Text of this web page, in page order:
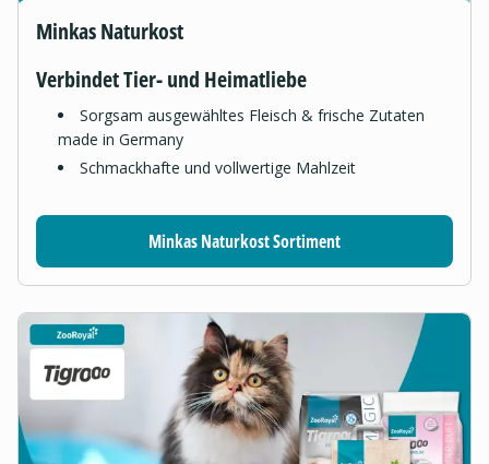
Minkas Naturkost
Verbindet Tier- und Heimatliebe
Sorgsam ausgewähltes Fleisch & frische Zutaten
made in Germany
Schmackhafte und vollwertige Mahlzeit
Minkas Naturkost Sortiment